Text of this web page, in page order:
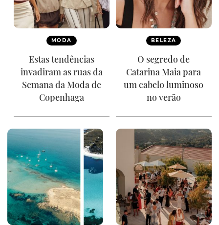
MODA
Estas tendências
invadiram as ruas da
Semana da Moda de
Copenhaga
BELEZA
O segredo de
Catarina Maia para
um cabelo luminoso
no verão